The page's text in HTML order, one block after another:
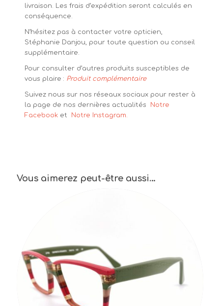
livraison. Les frais d’expédition seront calculés en
conséquence.
N’hésitez pas à contacter votre opticien,
Stéphanie Danjou, pour toute question ou conseil
supplémentaire.
Pour consulter d’autres produits susceptibles de
vous plaire : Produit complémentaire
Suivez nous sur nos réseaux sociaux pour rester à
la page de nos dernières actualités
Notre
Facebooket Notre Instagram.
Vous aimerez peut-être aussi…